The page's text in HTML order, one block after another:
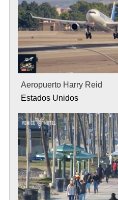
Aeropuerto Harry Reid
Estados Unidos